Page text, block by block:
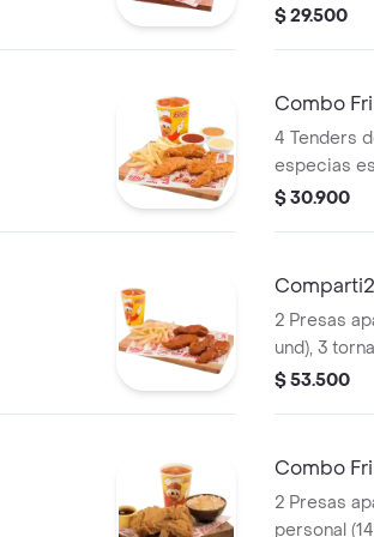
picante,
$ 29.500
Combo
4 Tenders
especias
sirope de
$ 30.900
Comparti2
2 Presas
und), 3
porciones
$ 53.500
Combo
2 Presas
personal